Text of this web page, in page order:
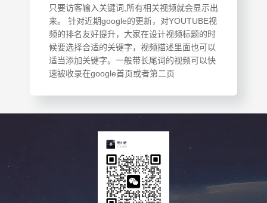
只要访客输入关键词,所有相关视频就会显示出
来。 针对近期google的更新，对YOUTUBE视
频的排名友好提升，大家在设计视频标题的时
候要选择合适的关键字，视频描述里面也可以
适当添加关键字。一般带长尾词的视频可以快
速被收录在google首页或者第二页